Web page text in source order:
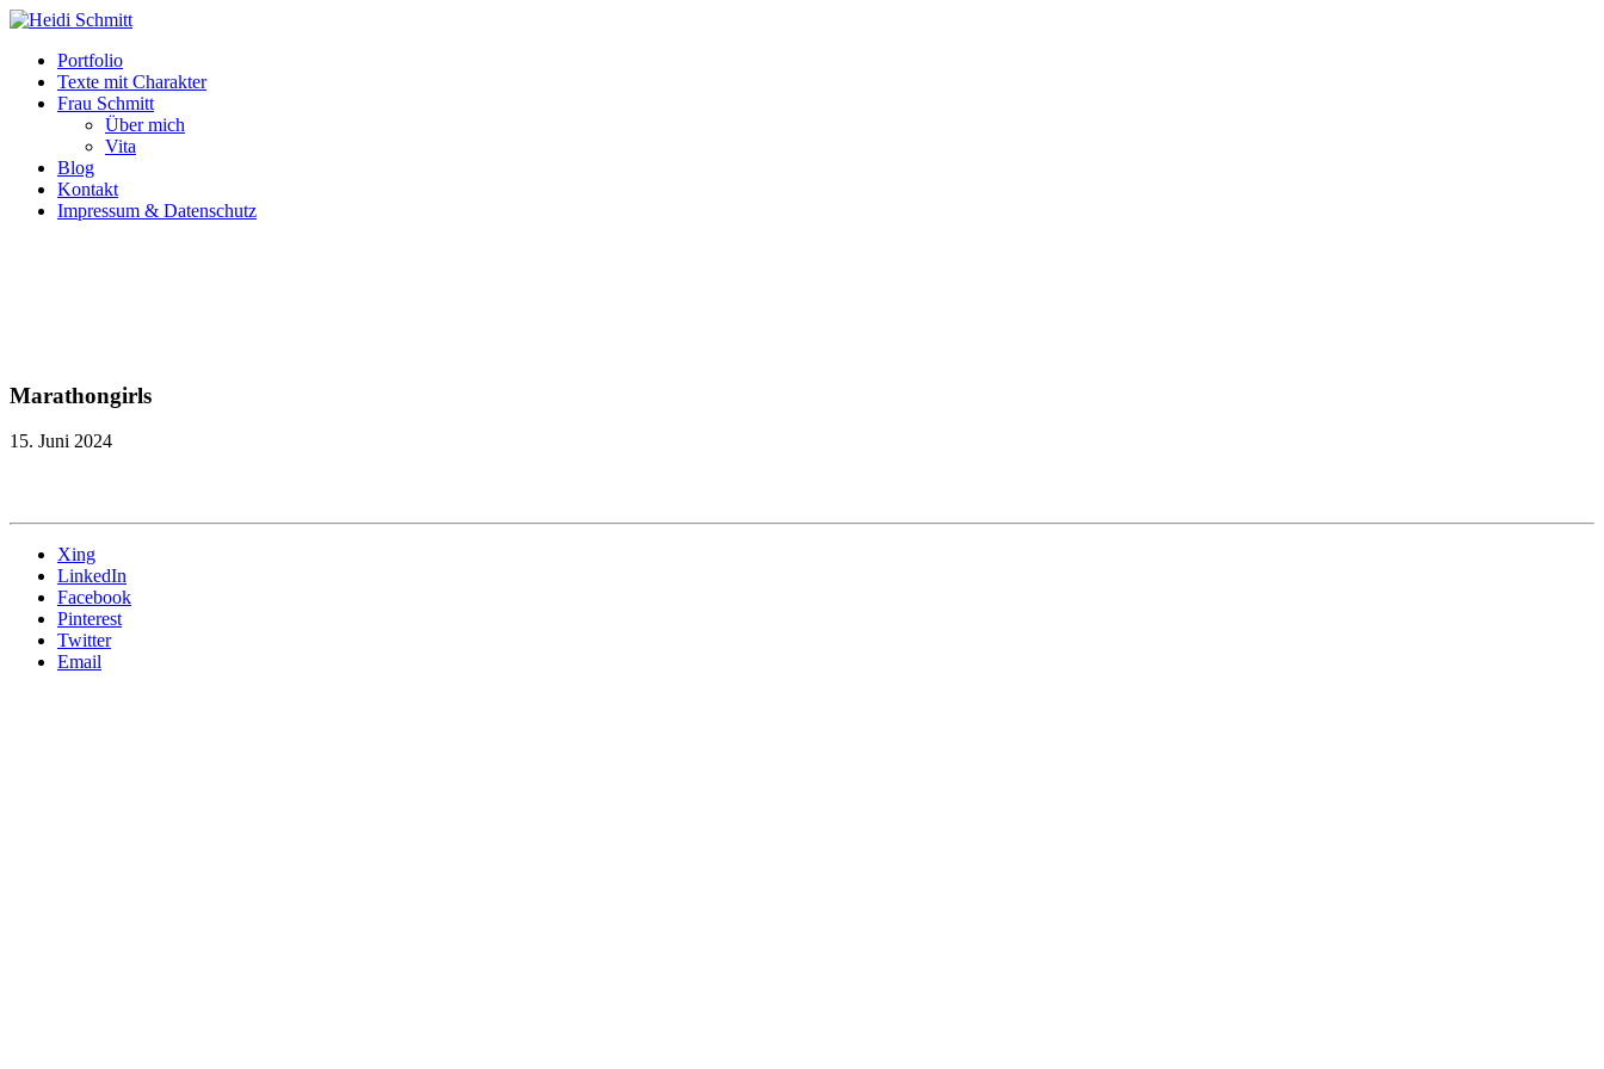
Portfolio
Texte mit Charakter
Frau Schmitt
Über mich
Vita
Blog
Kontakt
Impressum & Datenschutz
Marathongirls
15. Juni 2024
Xing
LinkedIn
Facebook
Pinterest
Twitter
Email